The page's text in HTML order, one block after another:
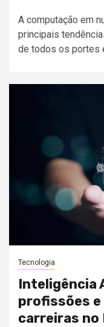
A computação em
principais
de todos os portes
Tecnologia
Inteligência
profissões e
carreiras no